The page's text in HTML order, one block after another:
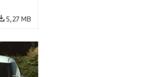
5,27 MB